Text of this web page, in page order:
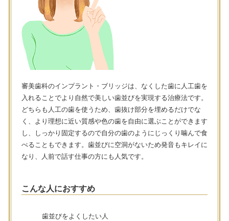
審美歯科のインプラント・ブリッジは、なくした歯に人工歯を
入れることでより自然で美しい歯並びを実現する治療法です。
どちらも人工の歯を使うため、歯抜け部分を埋めるだけでな
く、より理想に近い質感や色の歯を自由に選ぶことができます
し、しっかり固定するので自分の歯のようにじっくり噛んで食
べることもできます。歯並びに空洞がないため発音もキレイに
なり、人前で話す仕事の方にも人気です。
こんな人におすすめ
歯並びをよくしたい人